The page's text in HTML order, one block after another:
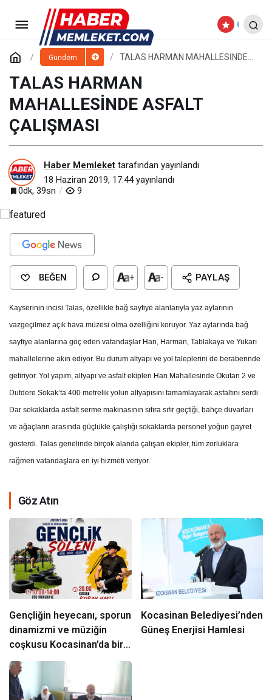
Gündem
TALAS HARMAN MAHALLESİNDE
TALAS HARMAN
MAHALLESİNDE ASFALT
ÇALIŞMASI
Haber Memleket tarafından yayınlandı
18 Haziran 2019, 17:44yayınlandı
0dk, 39sn
9
BEĞEN + - PAYLAŞ
Kayserinin incisi Talas, özellikle bağ sayfiye alanlarıyla yaz aylarının
vazgeçilmez açık hava müzesi olma özelliğini koruyor. Yaz aylarında bağ
sayfiye alanlarına göç eden vatandaşlar Han, Harman, Tablakaya ve Yukarı
mahallelerine akın ediyor. Bu durum altyapı ve yol taleplerini de beraberinde
getiriyor. Yol yapım, altyapı ve asfalt ekipleri Han Mahallesinde Okutan 2 ve
Dutdere Sokak’ta 400 metrelik yolun altyapısını tamamlayarak asfaltını serdi.
Dar sokaklarda asfalt serme makinasının sıfıra sıfır geçtiği, bahçe duvarları
ve ağaçların arasında güçlükle çalıştığı sokaklarda personel yoğun gayret
gösterdi. Talas genelinde birçok alanda çalışan ekipler, tüm zorluklara
rağmen vatandaşlara en iyi hizmeti veriyor.
Göz Atın
Gençliğin heyecanı, sporun
dinamizmi ve müziğin
coşkusu Kocasinan’da bir
araya geliyor!
Kocasinan Belediyesi’nden
Güneş Enerjisi Hamlesi
ULAŞIM PROJELERİ HIZ
KESMİYOR
Yorum Yap